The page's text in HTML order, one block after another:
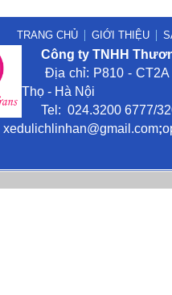
TRANG CHỦ GIỚI THIỆU
Công ty TNHH
Địa chỉ: P810 - CT2A
Thọ - Hà Nội
Tel: 024.3200 6777/
xedulichlinhan@gmail .com;